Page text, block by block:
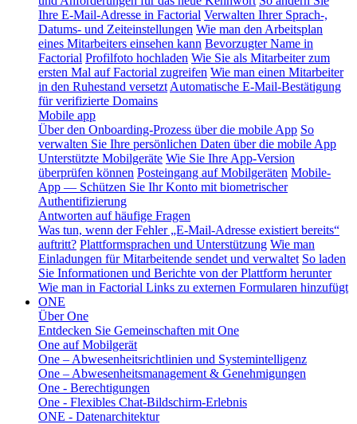
Ihre E-Mail-Adresse in Factorial Verwalten Ihrer Sprach-,
Datums- und Zeiteinstellungen Wie man den Arbeitsplan
eines Mitarbeiters einsehen kann Bevorzugter Name in
Factorial Profilfoto hochladen Wie Sie als Mitarbeiter zum
ersten Mal auf Factorial zugreifen Wie man einen Mitarbeiter
in den Ruhestand versetzt Automatische E-Mail-Bestätigung
für verifizierte Domains
Mobile app
Über den Onboarding-Prozess über die mobile App So
verwalten Sie Ihre persönlichen Daten über die mobile App
Unterstützte Mobilgeräte Wie Sie Ihre App-Version
überprüfen können Posteingang auf Mobilgeräten Mobile-
App — Schützen Sie Ihr Konto mit biometrischer
Authentifizierung
Antworten auf häufige Fragen
Was tun, wenn der Fehler „E-Mail-Adresse existiert bereits“
auftritt? Plattformsprachen und Unterstützung Wie man
Einladungen für Mitarbeitende sendet und verwaltet So laden
Sie Informationen und Berichte von der Plattform herunter
Wie man in Factorial Links zu externen Formularen hinzufügt
ONE
Über One
Entdecken Sie Gemeinschaften mit One
One auf Mobilgerät
One – Abwesenheitsrichtlinien und Systemintelligenz
One – Abwesenheitsmanagement & Genehmigungen
One - Berechtigungen
One - Flexibles Chat-Bildschirm-Erlebnis
ONE - Datenarchitektur